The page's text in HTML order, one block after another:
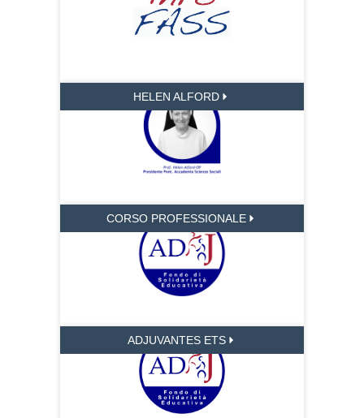
HELEN ALFORD
CORSO PROFESSIONALE
ADJUVANTES ETS